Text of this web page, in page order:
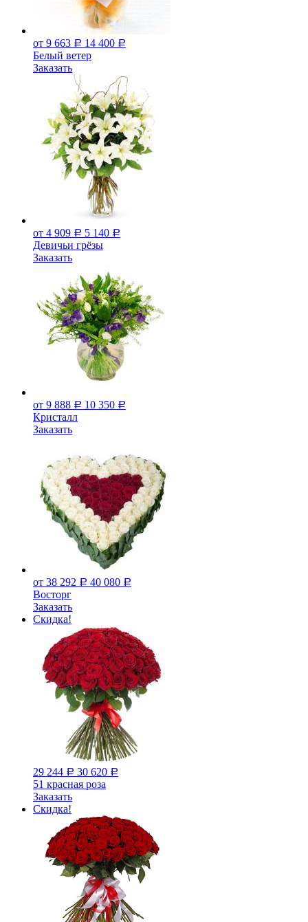
от 9 663 Р 14 400 Р
Белый ветер
Заказать
от 4 909 Р 5 140 Р
Девичьи грёзы
Заказать
от 9 888 Р 10 350 Р
Кристалл
Заказать
от 38 292 Р 40 080 Р
Восторг
Заказать
Скидка!
29 244 Р 30 620 Р
51 красная роза
Заказать
Скидка!